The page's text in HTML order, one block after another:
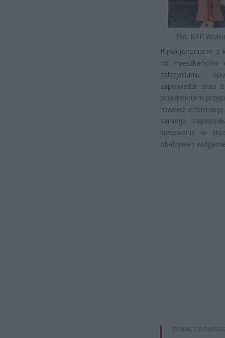
Fot. KPP
Funkcjonariusze z
od mieszkańców
zatrzymaniu i
zapowiedzi oraz
przedmiotem
również
samego
kierowanie w
obelżywe i
ZOBACZ